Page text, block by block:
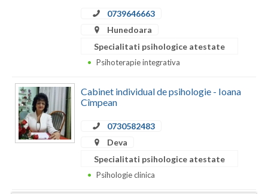
Ialomita
Iasi
Ilfov
0739646663
Hunedoara
Specialitati psihologice atestate
Psihoterapie integrativa
Cabinet individual de psihologie - Ioana
Cîmpean
0730582483
Deva
Specialitati psihologice atestate
Psihologie clinica